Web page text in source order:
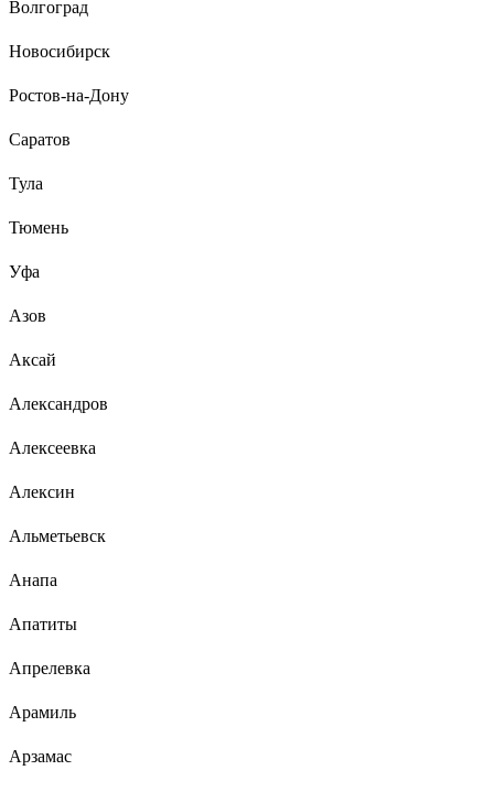
Волгоград
Новосибирск
Ростов-на-Дону
Саратов
Тула
Тюмень
Уфа
Азов
Аксай
Александров
Алексеевка
Алексин
Альметьевск
Анапа
Апатиты
Апрелевка
Арамиль
Арзамас